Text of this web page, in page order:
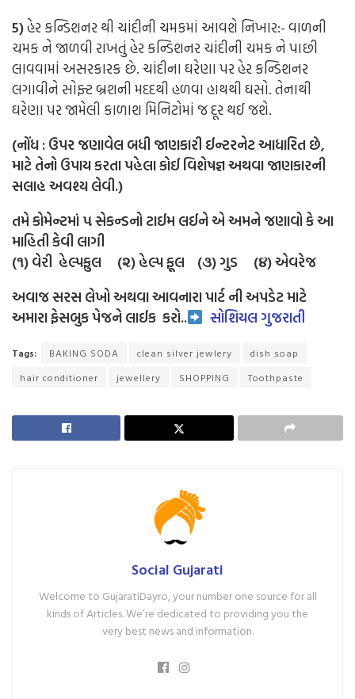
5)હેર કન્ડિશનર થી ચાંદીની ચમકમાં આવશે નિખાર:-વાળની
ચમક ને જાળવી રાખતું હેર કન્ડિશનર ચાંદીની ચમક ને પાછી
લાવવામાં અસરકારક છે. ચાંદીના ઘરેણા પર હેર કન્ડિશનર
લગાવીને સોફ્ટ બ્રશની મદદથી હળવા હાથથી ઘસો. તેનાથી
ઘરેણા પર જામેલી કાળાશ મિનિટોમાં જ દૂર થઈ જશે.
(નોંધ:ઉપરજણાવેલ બધી જાણકારી ઈન્ટરનેટઆધારિત છે,
માટે તેનો ઉપાય કરતા પહેલા કોઈ વિશેષજ્ઞ અથવા જાણકારની
સલાહ અવશ્ય લેવી.)
તમે કોમેન્ટમાં ૫ સેકન્ડનો ટાઈમ લઈને એ અમને જણાવો કે આ
માહિતી કેવી લાગી
(૧) વેરી હેલ્પફુલ (૨) હેલ્પ ફૂલ (૩) ગુડ (૪) એવરેજ
અવાજ સરસ લેખો અથવા આવનારા પાર્ટ ની અપડેટ માટે
અમારા ફેસબુક પેજને લાઈક કરો.. સોશિયલ ગુજરાતી
Tags: BAKING SODA clean silver jewlery
dish soap
hair conditioner
jewellery SHOPPING Toothpaste
Social Gujarati
Welcome to GujaratiDayro, your number one source for all
kinds of Articles. We’re dedicated to providing you the
very best news and information.